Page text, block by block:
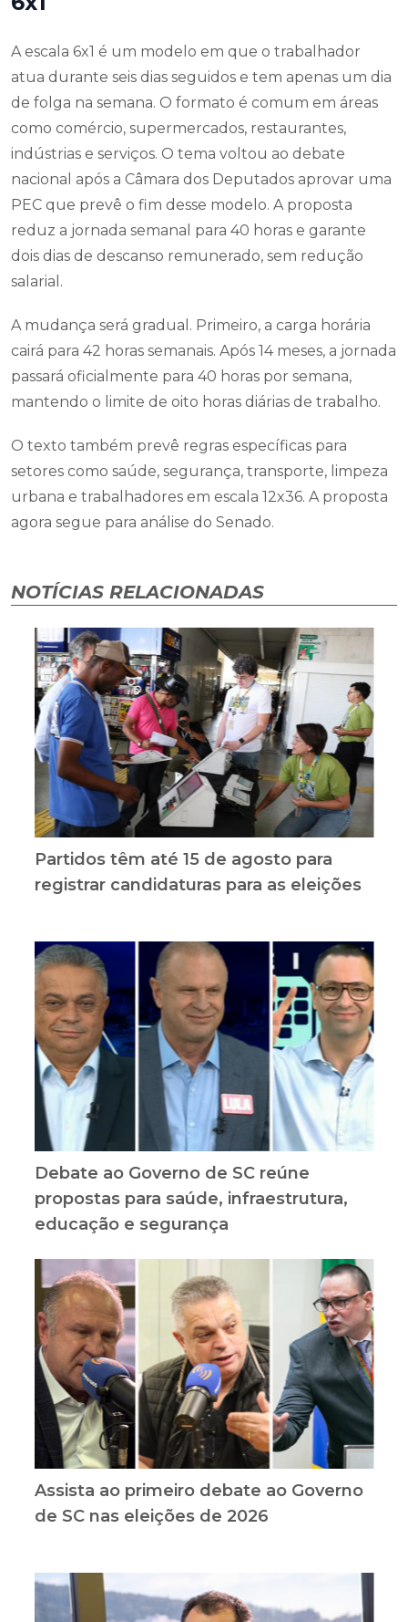
A escala 6x1 é um modelo em que o trabalhador
atua durante seis dias seguidos e tem apenas um dia
de folga na semana. O formato é comum em áreas
como comércio, supermercados, restaurantes,
indústrias e serviços. O tema voltou ao debate
nacional após a Câmara dos Deputados aprovar uma
PEC que prevê o fim desse modelo. A proposta
reduz a jornada semanal para 40 horas e garante
dois dias de descanso remunerado, sem redução
salarial.
A mudança será gradual. Primeiro, a carga horária
cairá para 42 horas semanais. Após 14 meses, a jornada
passará oficialmente para 40 horas por semana,
mantendo o limite de oito horas diárias de trabalho.
O texto também prevê regras específicas para
setores como saúde, segurança, transporte, limpeza
urbana e trabalhadores em escala 12x36. A proposta
agora segue para análise do Senado.
NOTÍCIAS RELACIONADAS
Partidos têm até 15 de agosto para
registrar candidaturas para as eleições
Debate ao Governo de SC reúne
propostas para saúde, infraestrutura,
educação e segurança
Assista ao primeiro debate ao Governo
de SC nas eleições de 2026